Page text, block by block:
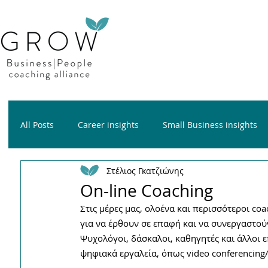
All Posts Career insights Small Business insights
Growth insights Wellness insights
On-line Coaching
Στέλιος Γκατζιώνης
Στις μέρες μας, ολοένα και περισσότεροι
για να έρθουν σε επαφή και να
Ψυχολόγοι, δάσκαλοι, καθηγητές και
ψηφιακά εργαλεία, όπως video